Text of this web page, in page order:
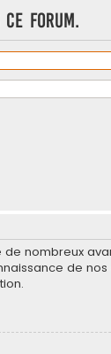
ce forum.
nombreux
de